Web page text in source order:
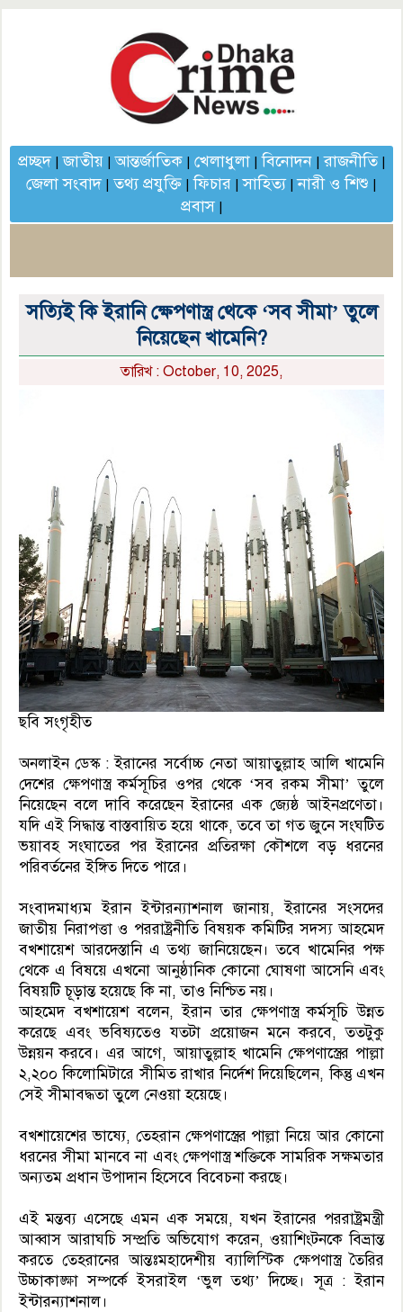
প্রচ্ছদ|জাতীয়|আন্তর্জাতিক| খেলাধুলা|বিনোদন|রাজনীতি|
জেলা সংবাদ|তথ্য প্রযুক্তি |ফিচার |সাহিত্য|নারী ও শিশু |
প্রবাস|
সত্যিই কি ইরানি ক্ষেপণাস্ত্র থেকে ‘সব সীমা’ তুলে
নিয়েছেন খামেনি?
তারিখ : October, 10, 2025,
ছবি সংগৃহীত
অনলাইন ডেস্ক : ইরানের সর্বোচ্চ নেতা আয়াতুল্লাহ আলি খামেনি
দেশের ক্ষেপণাস্ত্র কর্মসূচির ওপর থেকে ‘সব রকম সীমা’ তুলে
নিয়েছেন বলে দাবি করেছেন ইরানের এক জ্যেষ্ঠ আইনপ্রণেতা।
যদি এই সিদ্ধান্ত বাস্তবায়িত হয়ে থাকে, তবে তা গত জুনে সংঘটিত
ভয়াবহ সংঘাতের পর ইরানের প্রতিরক্ষা কৌশলে বড় ধরনের
পরিবর্তনের ইঙ্গিত দিতে পারে।
সংবাদমাধ্যম ইরান ইন্টারন্যাশনাল জানায়, ইরানের সংসদের
জাতীয় নিরাপত্তা ও পররাষ্ট্রনীতি বিষয়ক কমিটির সদস্য আহমেদ
বখশায়েশ আরদেস্তানি এ তথ্য জানিয়েছেন। তবে খামেনির পক্ষ
থেকে এ বিষয়ে এখনো আনুষ্ঠানিক কোনো ঘোষণা আসেনি এবং
বিষয়টি চূড়ান্ত হয়েছে কি না, তাও নিশ্চিত নয়।
আহমেদ বখশায়েশ বলেন, ইরান তার ক্ষেপণাস্ত্র কর্মসূচি উন্নত
করেছে এবং ভবিষ্যতেও যতটা প্রয়োজন মনে করবে, ততটুকু
উন্নয়ন করবে। এর আগে, আয়াতুল্লাহ খামেনি ক্ষেপণাস্ত্রের পাল্লা
২,২০০ কিলোমিটারে সীমিত রাখার নির্দেশ দিয়েছিলেন, কিন্তু এখন
সেই সীমাবদ্ধতা তুলে নেওয়া হয়েছে।
বখশায়েশের ভাষ্যে, তেহরান ক্ষেপণাস্ত্রের পাল্লা নিয়ে আর কোনো
ধরনের সীমা মানবে না এবং ক্ষেপণাস্ত্র শক্তিকে সামরিক সক্ষমতার
অন্যতম প্রধান উপাদান হিসেবে বিবেচনা করছে।
এই মন্তব্য এসেছে এমন এক সময়ে, যখন ইরানের পররাষ্ট্রমন্ত্রী
আব্বাস আরাঘচি সম্প্রতি অভিযোগ করেন, ওয়াশিংটনকে বিভ্রান্ত
করতে তেহরানের আন্তঃমহাদেশীয় ব্যালিস্টিক ক্ষেপণাস্ত্র তৈরির
উচ্চাকাঙ্ক্ষা সম্পর্কে ইসরাইল ‘ভুল তথ্য’ দিচ্ছে। সূত্র : ইরান
ইন্টারন্যাশনাল।